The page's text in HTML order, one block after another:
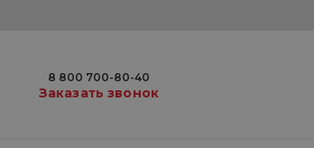
8 800 700-80-40
Заказать звонок